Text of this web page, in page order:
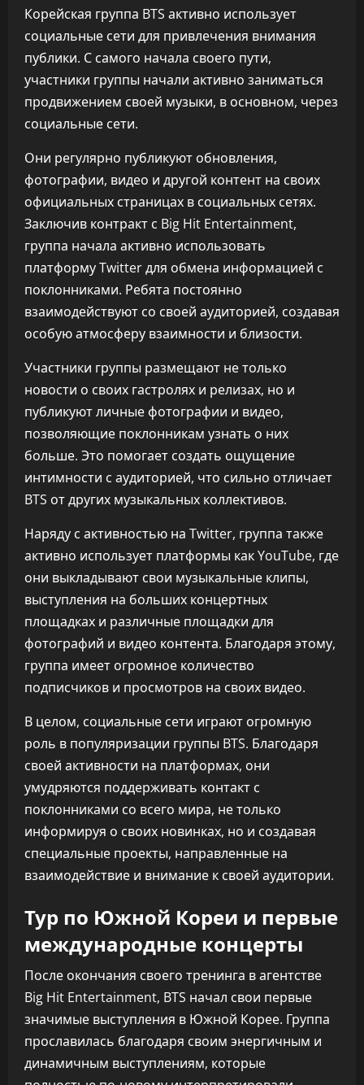
Корейская группа BTS активно использует
социальные сети для привлечения внимания
публики. С самого начала своего пути,
участники группы начали активно заниматься
продвижением своей музыки, в основном, через
социальные сети.
Они регулярно публикуют обновления,
фотографии, видео и другой контент на своих
официальных страницах в социальных сетях.
Заключив контракт с Big Hit Entertainment,
группа начала активно использовать
платформу Twitter для обмена информацией с
поклонниками. Ребята постоянно
взаимодействуют со своей аудиторией, создавая
особую атмосферу взаимности и близости.
Участники группы размещают не только
новости о своих гастролях и релизах, но и
публикуют личные фотографии и видео,
позволяющие поклонникам узнать о них
больше. Это помогает создать ощущение
интимности с аудиторией, что сильно отличает
BTS от других музыкальных коллективов.
Наряду с активностью на Twitter, группа также
активно использует платформы как YouTube, где
они выкладывают свои музыкальные клипы,
выступления на больших концертных
площадках и различные площадки для
фотографий и видео контента. Благодаря этому,
группа имеет огромное количество
подписчиков и просмотров на своих видео.
В целом, социальные сети играют огромную
роль в популяризации группы BTS. Благодаря
своей активности на платформах, они
умудряются поддерживать контакт с
поклонниками со всего мира, не только
информируя о своих новинках, но и создавая
специальные проекты, направленные на
взаимодействие и внимание к своей аудитории.
Тур по Южной Кореи и первые
международные концерты
После окончания своего тренинга в агентстве
Big Hit Entertainment, BTS начал свои первые
значимые выступления в Южной Корее. Группа
прославилась благодаря своим энергичным и
динамичным выступлениям, которые